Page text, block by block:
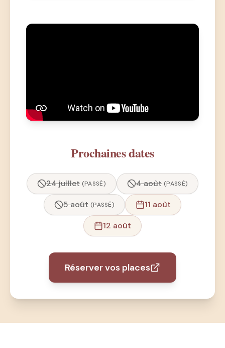
Prochaines dates
24 juillet (PASSÉ) 4 août (PASSÉ)
5 août (PASSÉ)
11 août
12 août
Réserver vos places